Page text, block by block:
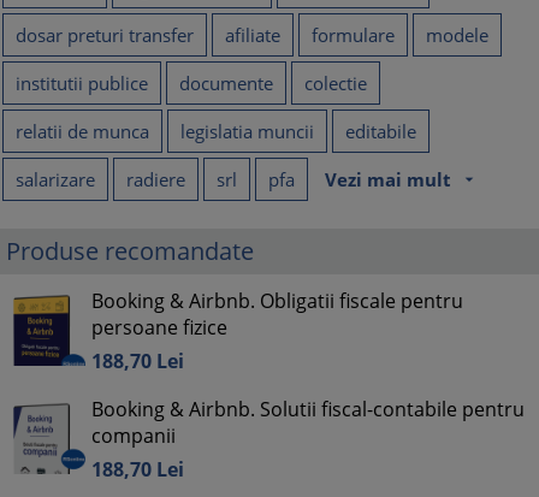
dosar preturi transfer
afiliate formulare
modele
institutii publice
documente
colectie
relatii de munca
legislatia muncii
editabile
salarizare
radiere srl pfa Vezi mai mult arrow_drop_down
Produse recomandate
Booking & Airbnb. Obligatii fiscale pentru
persoane fizice
188,70 Lei
Booking & Airbnb. Solutii fiscal-contabile pentru
companii
188,70 Lei